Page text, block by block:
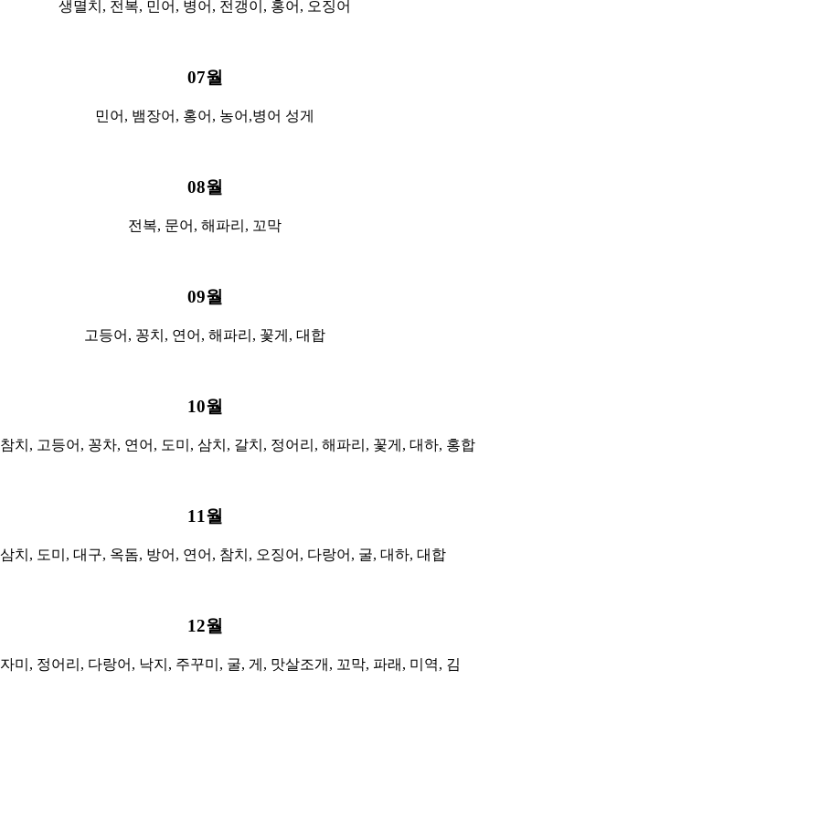
생멸치, 전복, 민어, 병어, 전갱이, 홍어, 오징어
07월
민어, 뱀장어, 홍어, 농어,병어 성게
08월
전복, 문어, 해파리, 꼬막
09월
고등어, 꽁치, 연어, 해파리, 꽃게, 대합
10월
치, 고등어, 꽁차, 연어, 도미, 삼치, 갈치, 정어리, 해파리, 꽃게, 대하, 홍합
11월
치, 도미, 대구, 옥돔, 방어, 연어, 참치, 오징어, 다랑어, 굴, 대하, 대합
12월
미, 정어리, 다랑어, 낙지, 주꾸미, 굴, 게, 맛살조개, 꼬막, 파래, 미역, 김